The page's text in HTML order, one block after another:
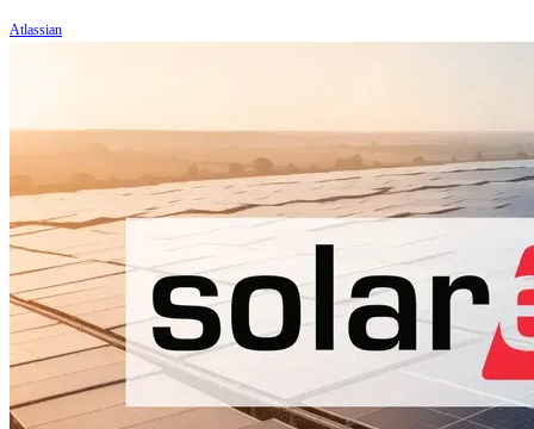
Atlassian